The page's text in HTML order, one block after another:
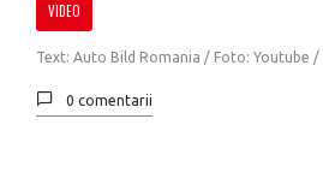
VIDEO
Text: Auto Bild Romania / Foto: Youtube /
0 comentarii